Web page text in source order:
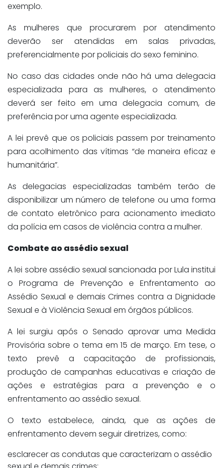
exemplo.
As mulheres que procurarem por atendimento
deverão ser atendidas em salas privadas,
preferencialmente por policiais do sexo feminino.
No caso das cidades onde não há uma delegacia
especializada para as mulheres, o atendimento
deverá ser feito em uma delegacia comum, de
preferência por uma agente especializada.
A lei prevê que os policiais passem por treinamento
para acolhimento das vítimas “de maneira eficaz e
humanitária”.
As delegacias especializadas também terão de
disponibilizar um número de telefone ou uma forma
de contato eletrônico para acionamento imediato
da polícia em casos de violência contra a mulher.
Combate ao assédio sexual
A lei sobre assédio sexual sancionada por Lula institui
o Programa de Prevenção e Enfrentamento ao
Assédio Sexual e demais Crimes contra a Dignidade
Sexual e à Violência Sexual em órgãos públicos.
A lei surgiu após o Senado aprovar uma Medida
Provisória sobre o tema em 15 de março. Em tese, o
texto prevê a capacitação de profissionais,
produção de campanhas educativas e criação de
ações e estratégias para a prevenção e o
enfrentamento ao assédio sexual.
O texto estabelece, ainda, que as ações de
enfrentamento devem seguir diretrizes, como:
esclarecer as condutas que caracterizam o assédio